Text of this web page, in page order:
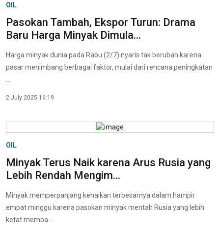
OIL
Pasokan Tambah, Ekspor Turun: Drama
Baru Harga Minyak Dimula...
Harga minyak dunia pada Rabu (2/7) nyaris tak berubah karena
pasar menimbang berbagai faktor, mulai dari rencana peningkatan
2 July 2025 16:19
OIL
Minyak Terus Naik karena Arus Rusia yang
Lebih Rendah Mengim...
Minyak memperpanjang kenaikan terbesarnya dalam hampir
empat minggu karena pasokan minyak mentah Rusia yang lebih
ketat memba...